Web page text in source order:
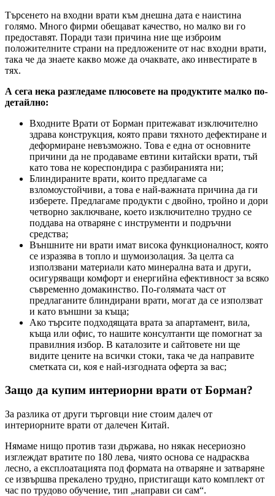
Търсенето на входни врати към днешна дата е наистина
голямо. Много фирми обещават качество, но малко ви го
предоставят. Поради тази причина ние ще изброим
положителните страни на предложените от нас входни врати,
така че да знаете какво може да очаквате, ако инвестирате в
тях.
А сега нека разгледаме плюсовете на продуктите малко по-
детайлно:
Входните Врати от Борман притежават изключително
здрава конструкция, която прави тяхното дефектиране и
деформиране невъзможно. Това е една от основните
причини да не продаваме евтини китайски врати, тъй
като това не кореспондира с разбиранията ни;
Блиндираните врати, които предлагаме са
взломоустойчиви, а това е най-важната причина да ги
изберете. Предлагаме продукти с двойно, тройно и дори
четворно заключване, което изключително трудно се
поддава на отваряне с инструменти и подръчни
средства;
Външните ни врати имат висока функционалност, която
се изразява в топло и шумоизолация. За целта са
използвани материали като минерална вата и други,
осигуряващи комфорт и енергийна ефективност за всяко
съвременно домакинство. По-голямата част от
предлаганите блиндирани врати, могат да се използват
и като външни за къща;
Ако търсите подходящата врата за апартамент, вила,
къща или офис, то нашите консултанти ще помогнат за
правилния избор. В каталозите и сайтовете ни ще
видите цените на всички стоки, така че да направите
сметката си, коя е най-изгодната оферта за вас;
Защо да купим интериорни врати от Борман?
За разлика от други търговци ние стоим далеч от
интериорните врати от далечен Китай.
Нямаме нищо против тази държава, но някак несериозно
изглеждат вратите по 180 лева, чиято основа се надрасква
лесно, а експлоатацията под формата на отваряне и затваряне
се извършва прекалено трудно, пристигащи като комплект от
час по трудово обучение, тип „направи си сам“.